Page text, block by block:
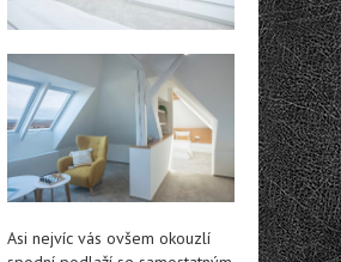
Asi nejvíc vás ovšem okouzlí